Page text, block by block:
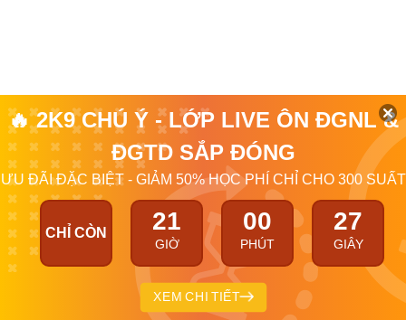
🔥 2K9 CHÚ Ý - LỚP LIVE ÔN ĐGNL &
ĐGTD SẮP ĐÓNG
ƯU ĐÃI ĐẶC BIỆT - GIẢM 50% HỌC PHÍ CHỈ CHO 300 SUẤT
CHỈ CÒN 21
GIỜ
00
PHÚT
26
GIÂY
XEM CHI TIẾT